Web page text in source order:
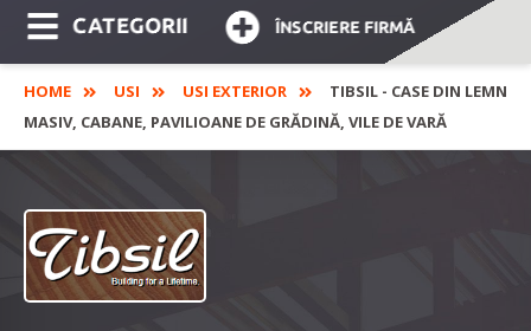
CATEGORII ÎNSCRIERE FIRMĂ
HOME USI USI EXTERIOR
TIBSIL - CASE DIN LEMN
MASIV, CABANE, PAVILIOANE DE GRĂDINĂ, VILE DE VARĂ